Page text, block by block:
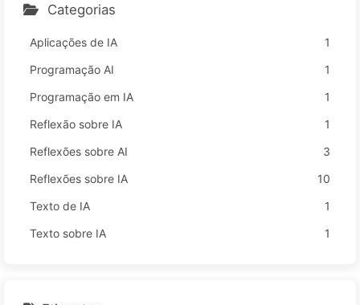
Categorias
Aplicações de IA
1
Programação AI
1
Programação em IA
1
Reflexão sobre IA
1
Reflexões sobre AI
3
Reflexões sobre IA
10
Texto de IA
1
Texto sobre IA
1